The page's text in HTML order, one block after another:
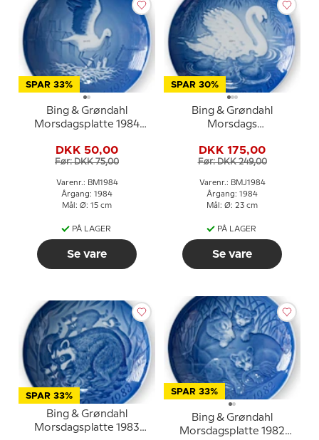
SPAR 33%
Bing & Grøndahl
Morsdagsplatte 1984
DKK 50,00
Før: DKK 75,00
Varenr.: BM1984
Årgang: 1984
Mål: Ø: 15 cm
PÅ LAGER
Se vare
SPAR 30%
Bing & Grøndahl
Morsdags
Svane 23 cm
DKK 175,00
Før: DKK 249,00
Varenr.: BMJ1984
Årgang: 1984
Mål: Ø: 23 cm
PÅ LAGER
Se vare
SPAR 33%
Bing & Grøndahl
Morsdagsplatte 1983
SPAR 33%
Bing & Grøndahl
Morsdagsplatte 1982